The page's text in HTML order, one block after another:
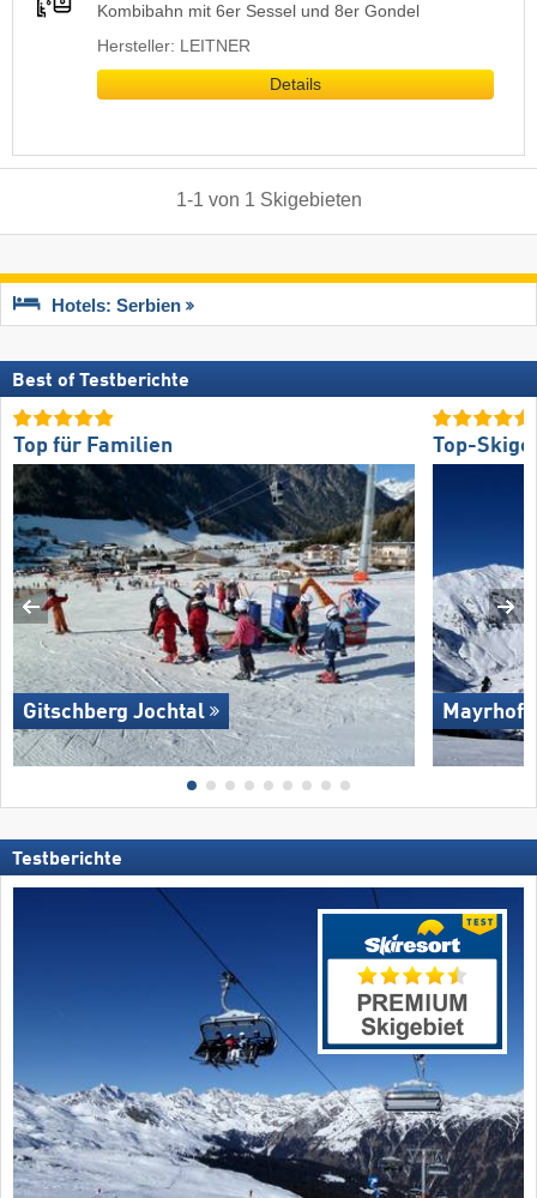
Kombibahn mit 6er Sessel und 8er Gondel
Hersteller: LEITNER
Details
1-1 von 1 Skigebieten
Hotels: Serbien
Best of Testberichte
Top für Familien
Gitschberg Jochtal
Top-
Testberichte